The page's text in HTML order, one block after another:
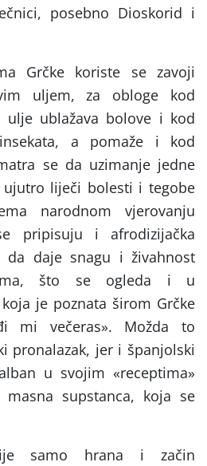
posebno Dioskorid i
Grčke koriste se zavoji
uljem, za obloge kod
ulje ublažava bolove i kod
a pomaže i kod
se da uzimanje jedne
liječi bolesti i tegobe
narodnom vjerovanju
pripisuju i afrodizijačka
da daje snagu i živahnost
što se ogleda i u
je poznata širom Grčke
mi večeras». Možda to
pronalazak, jer i španjolski
u svojim «receptima»
supstanca, koja se
samo hrana i začin